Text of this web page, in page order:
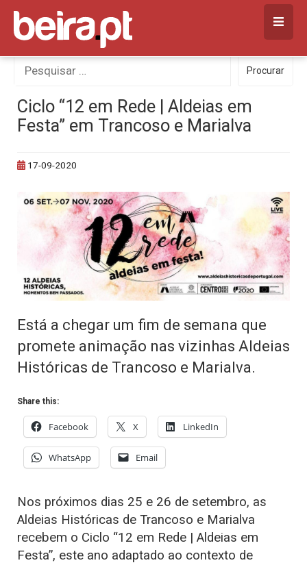
Skip
content
Procurar
por:
Procurar
Ciclo “12 em Rede | Aldeias em
Festa” em Trancoso e Marialva
17-09-2020
Está a chegar um fim de semana que
promete animação nas vizinhas Aldeias
Históricas de Trancoso e Marialva.
Share this:
Facebook X LinkedIn
WhatsApp Email
Nos próximos dias 25 e 26 de setembro, as
Aldeias Históricas de Trancoso e Marialva
recebem o Ciclo “12 em Rede | Aldeias em
Festa”, este ano adaptado ao contexto de